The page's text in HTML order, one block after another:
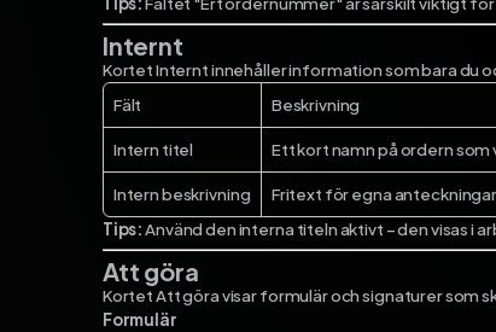
Internt
Kortet Internt innehåller information som bara du
Fält
Beskrivning
Intern titel Ett kort namn på ordern
Intern beskrivning
Fritext för egna
Tips:Använd den interna titeln aktivt – den visas i
Att göra
Kortet Att göra visar formulär och signaturer som
Formulär